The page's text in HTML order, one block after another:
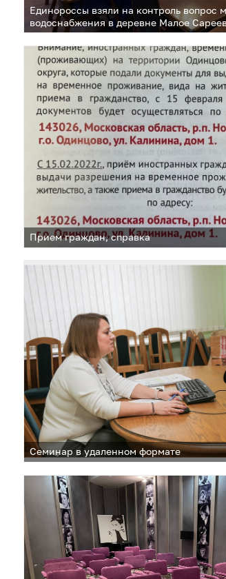
Единороссы взяли на контроль вопрос
водоснабжения в деревне Малое
Прием граждан, справка
Семинар в удаленном формате